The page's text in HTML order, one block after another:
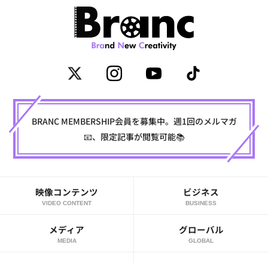
BRANC MEMBERSHIP会員を募集中。週1回のメルマガ
📧、限定記事が閲覧可能📚
映像コンテンツ
VIDEO CONTENT
ビジネス
BUSINESS
メディア
MEDIA
グローバル
GLOBAL